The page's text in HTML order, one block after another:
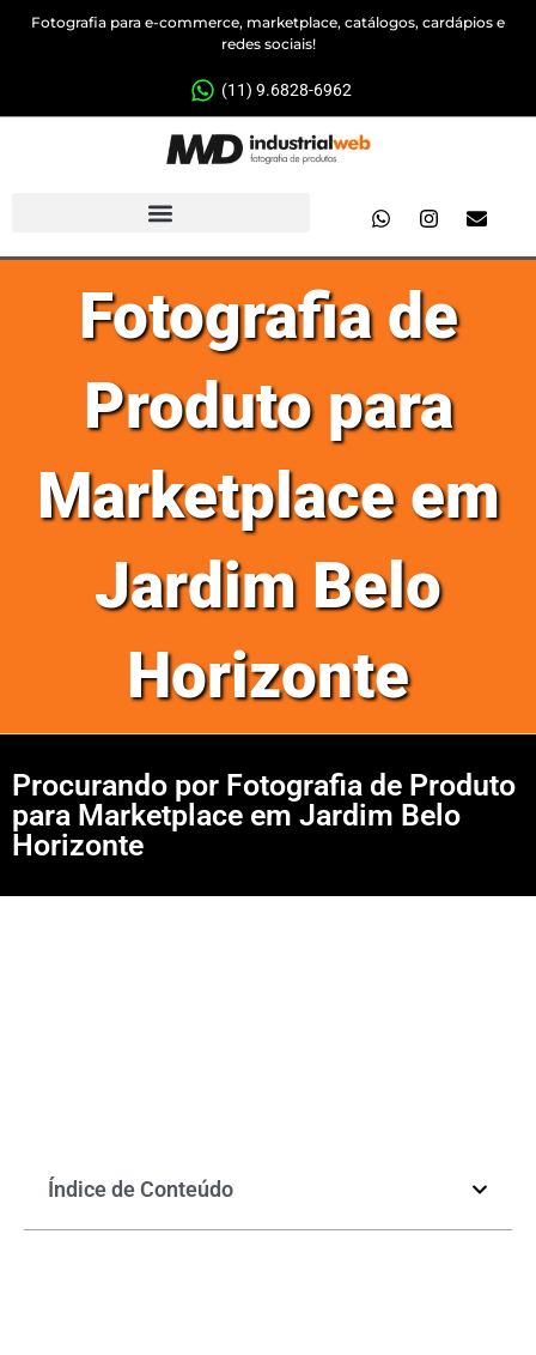
Fotografia para e-commerce, marketplace, catálogos, cardápios e
redes sociais!
(11) 9.6828-6962
Fotografia de
Produto para
Marketplace em
Jardim Belo
Horizonte
Procurando por Fotografia de Produto
para Marketplace em Jardim Belo
Horizonte
Índice de Conteúdo